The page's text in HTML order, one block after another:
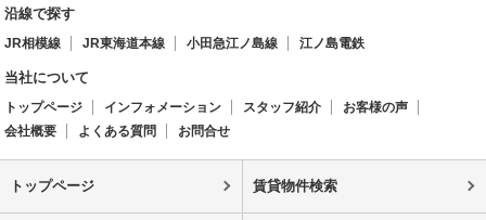
沿線で探す
JR相模線 JR東海道本線 小田急江ノ島線 江ノ島電鉄
当社について
トップページ インフォメーション スタッフ紹介
お客様の声
会社概要
よくある質問 お問合せ
トップページ 賃貸物件検索